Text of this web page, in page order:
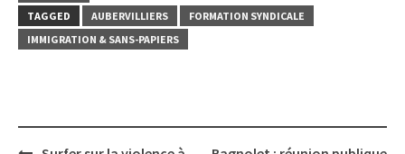
TAGGED
AUBERVILLIERS
FORMATION SYNDICALE
IMMIGRATION & SANS-PAPIERS